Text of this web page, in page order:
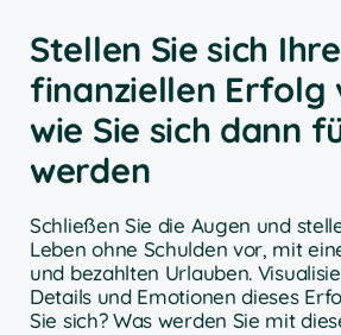
Stellen Sie sich
finanziellen Erfolg
wie Sie sich dann
werden
Schließen Sie die Augen und
Leben ohne Schulden vor, mit
und bezahlten Urlauben.
Details und Emotionen dieses
Sie sich? Was werden Sie mit